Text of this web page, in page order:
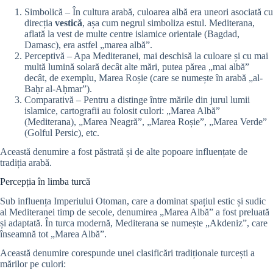
Simbolică – În cultura arabă, culoarea albă era uneori asociată cu
direcția vestică, așa cum negrul simboliza estul. Mediterana,
aflată la vest de multe centre islamice orientale (Bagdad,
Damasc), era astfel „marea albă”.
Perceptivă – Apa Mediteranei, mai deschisă la culoare și cu mai
multă lumină solară decât alte mări, putea părea „mai albă”
decât, de exemplu, Marea Roșie (care se numește în arabă „al-
Baḥr al-Aḥmar”).
Comparativă – Pentru a distinge între mările din jurul lumii
islamice, cartografii au folosit culori: „Marea Albă”
(Mediterana), „Marea Neagră”, „Marea Roșie”, „Marea Verde”
(Golful Persic), etc.
Această denumire a fost păstrată și de alte popoare influențate de
tradiția arabă.
Percepția în limba turcă
Sub influența Imperiului Otoman, care a dominat spațiul estic și sudic
al Mediteranei timp de secole, denumirea „Marea Albă” a fost preluată
și adaptată. În turca modernă, Mediterana se numește „Akdeniz”, care
înseamnă tot „Marea Albă”.
Această denumire corespunde unei clasificări tradiționale turcești a
mărilor pe culori: